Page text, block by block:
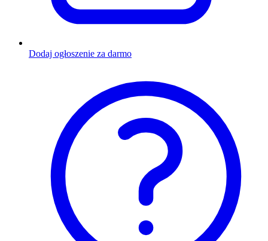
Dodaj ogłoszenie za darmo